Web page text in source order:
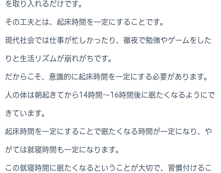
を取り入れるだけです。
その工夫とは、起床時間を一定にすることです。
現代社会では仕事が忙しかったり、徹夜で勉強やゲームをした
りと生活リズムが崩れがちです。
だからこそ、意識的に起床時間を一定にする必要があります。
人の体は朝起きてから14時間～16時間後に眠たくなるようにで
きています。
起床時間を一定にすることで眠たくなる時間が一定になり、や
がては就寝時間も一定になります。
この就寝時間に眠たくなるということが大切で、習慣付けるこ